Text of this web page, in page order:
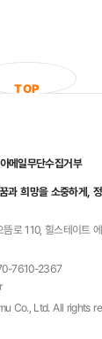
TOP
이메일무단수집거부
과 희망을 소중하게,
로 110, 힐스테이트
7610-2367
Co., Ltd. All rights